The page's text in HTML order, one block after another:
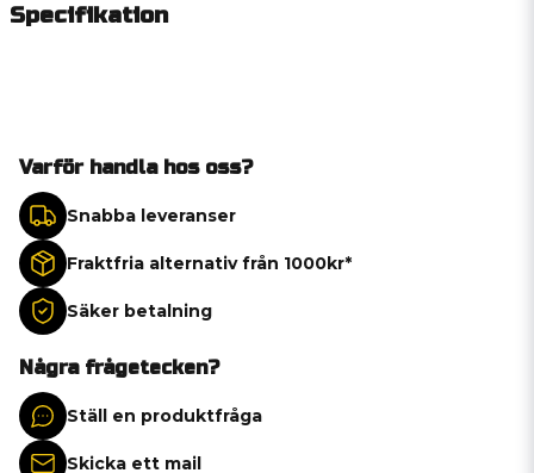
Specifikation
Varför handla hos oss?
Snabba leveranser
Fraktfria alternativ från 1000kr*
Säker betalning
Några frågetecken?
Ställ en produktfråga
Skicka ett mail